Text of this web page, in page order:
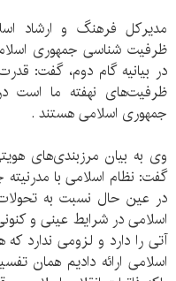
مدیرکل فرهنگ و ارشاد
ظرفیت شناسی جمهوری
در بیانیه گام دوم، گفت:
ظرفیت‌های نهفته ما است
جمهوری اسلامی هستند .
وی به بیان مرزبندی‌های
گفت: نظام اسلامی با
در عین حال نسبت به
اسلامی در شرایط عینی و
آتی را دارد و لزومی ندارد
اسلامی ارائه دادیم همان